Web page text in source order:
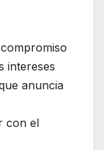
intereses
anuncia
con el